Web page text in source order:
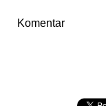
Komentar